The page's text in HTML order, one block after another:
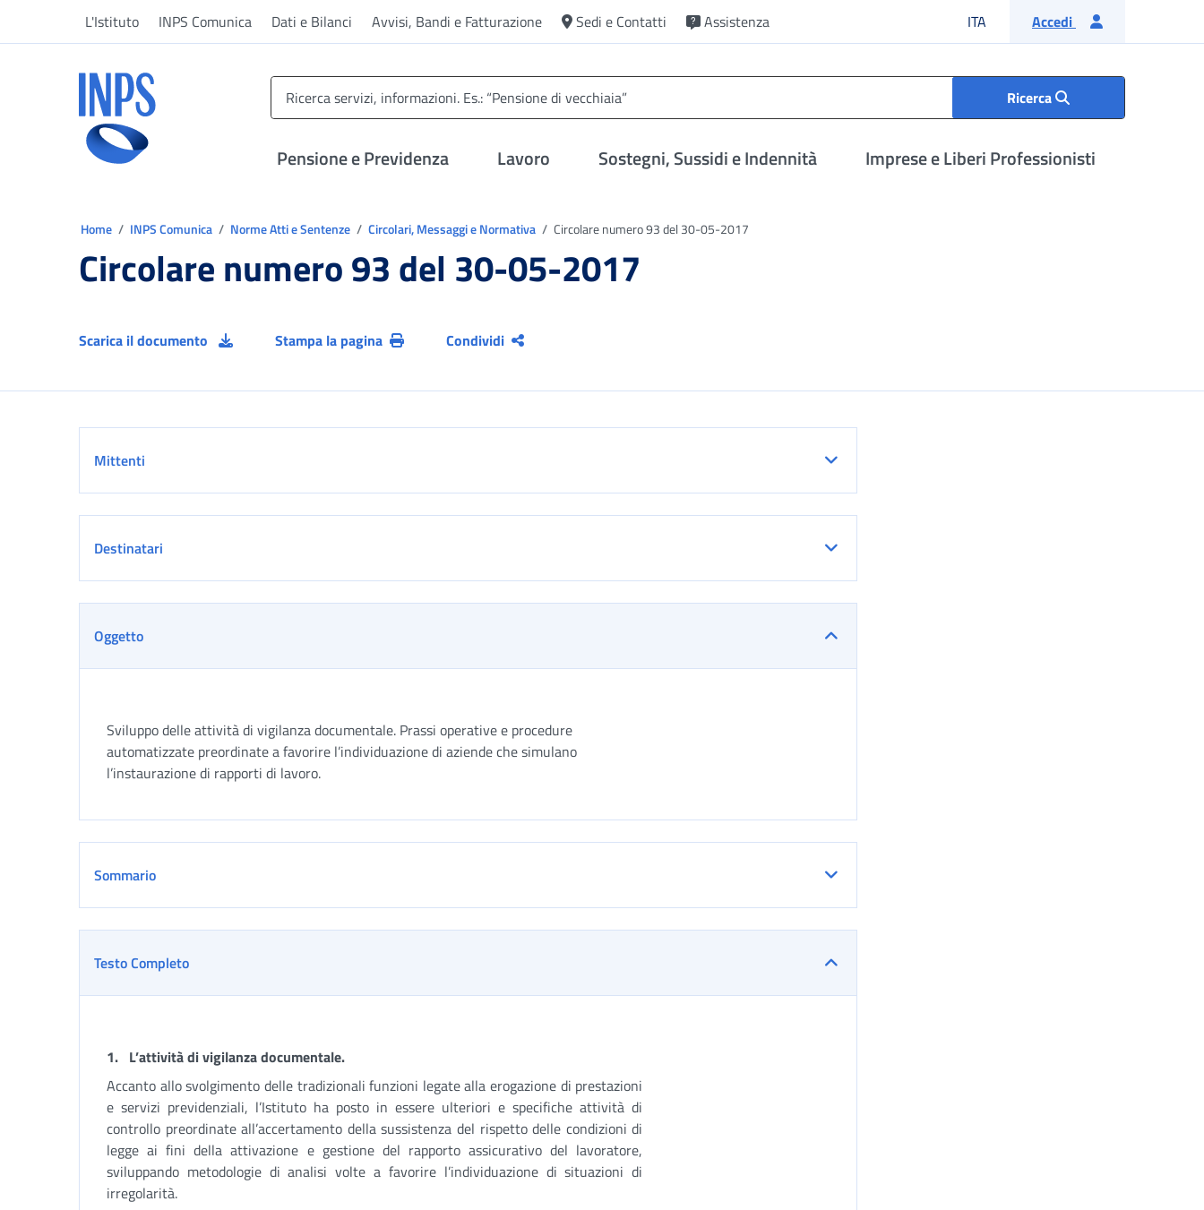
L'Istituto INPS Comunica Dati e Bilanci Avvisi, Bandi e Fatturazione Sedi e Contatti Assistenza ITA Lingua italiana
Accedi
Ricerca
Pensione e Previdenza Lavoro Sostegni, Sussidi e Indennità Imprese e Liberi Professionisti
Home INPS Comunica Norme Atti e Sentenze Circolari, Messaggi e Normativa Circolare numero 93 del 30-05-2017
Circolare numero 93 del 30-05-2017
Scarica il documento Stampa la pagina Condividi
Mittenti
Destinatari
Oggetto
Sviluppo delle attività di vigilanza documentale. Prassi operative e procedure
automatizzate preordinate a favorire l’individuazione di aziende che simulano
l’instaurazione di rapporti di lavoro.
Sommario
Testo Completo
1. L’attività di vigilanza documentale.
Accanto allo svolgimento delle tradizionali funzioni legate alla erogazione di prestazioni
e servizi previdenziali, l’Istituto ha posto in essere ulteriori e specifiche attività di
controllo preordinate all’accertamento della sussistenza del rispetto delle condizioni di
legge ai fini della attivazione e gestione del rapporto assicurativo del lavoratore,
sviluppando metodologie di analisi volte a favorire l’individuazione di situazioni di
irregolarità.